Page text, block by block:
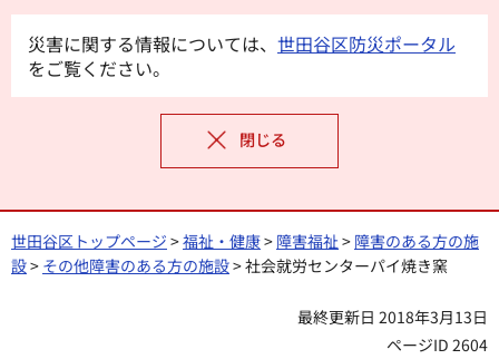
災害に関する情報については、 世田谷区防災ポータル
をご覧ください。
閉じる
世田谷区トップページ >福祉・健康> 障害福祉 > 障害のある方の施
設> その他障害のある方の施設> 社会就労センターパイ焼き窯
最終更新日 2018年3月13日
ページID 2604